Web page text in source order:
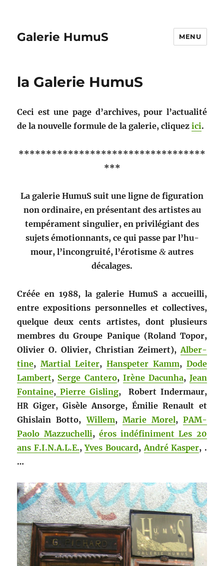
Galerie HumuS MENU
la Galerie HumuS
Ceci est une page d’archives, pour l’ac­tu­al­ité
de la nou­velle for­mule de la galerie, cliquezici.
**********************************
***
La galerie HumuS suit une ligne de fig­u­ra­tion
non ordi­naire, en présen­tant des artistes au
tem­péra­ment sin­guli­er, en priv­ilé­giant des
sujets émo­tion­nants, ce qui passe par l’hu­
mour, l’in­con­gruité, l’éro­tisme & autres
décalages.
Créée en 1988, la galerie HumuS a accueil­li,
entre expo­si­tions per­son­nelles et col­lec­tives,
quelque deux cents artistes, dont plusieurs
mem­bres du Groupe Panique (Roland Topor,
Olivi­er O. Olivi­er, Chris­t­ian Zeimert),Alber­
tine,Mar­tial Leit­er, Hanspeter Kamm, Dode
Lam­bert, Serge Can­tero, Irène Dacun­ha, Jean
Fontaine, Pierre Gis­ling, Robert Inder­maur,
HRGiger, Gisèle Ansorge, Émi­lie Renault et
Ghis­lain Bot­to,Willem, Marie Morel, PAM-
Pao­lo Maz­zuchel­li, éros indéfin­i­ment Les 20
ans F.I.N.A.L.E.,Yves Bou­card,André Kasper, .
…